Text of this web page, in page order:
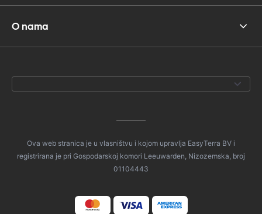
O nama
Ova web stranica je u vlasništvu i kojom upravlja EasyTerra BV i
registrirana je pri Gospodarskoj komori Leeuwarden, Nizozemska, broj
01104443